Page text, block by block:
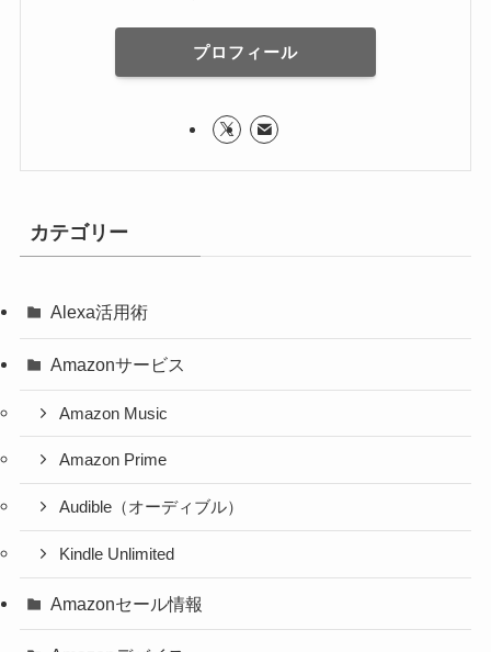
プロフィール
カテゴリー
Alexa活用術
Amazonサービス
Amazon Music
Amazon Prime
Audible（オーディブル）
Kindle Unlimited
Amazonセール情報